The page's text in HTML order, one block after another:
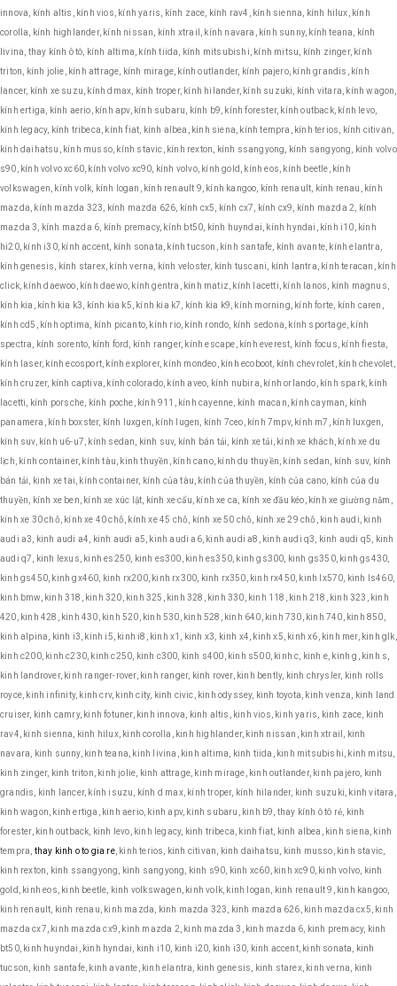
innova, kính altis, kính vios, kính yaris, kính zace, kính rav4, kính sienna, kính hilux, kính
corolla, kính highlander, kính nissan, kính xtrail, kính navara, kính sunny, kính teana, kính
livina, thay kính ô tô, kính altima, kính tiida, kính mitsubishi, kính mitsu, kính zinger, kính
triton, kính jolie, kính attrage, kính mirage, kính outlander, kính pajero, kính grandis, kính
lancer, kính xe suzu, kính dmax, kính troper, kính hilander, kính suzuki, kính vitara, kính wagon,
kính ertiga, kính aerio, kính apv, kính subaru, kính b9, kính forester, kính outback, kính levo,
kính legacy, kính tribeca, kính fiat, kính albea, kính siena, kính tempra, kính terios, kính citivan,
kính daihatsu, kính musso, kính stavic, kính rexton, kính ssangyong, kính sangyong, kính volvo
s90, kính volvo xc60, kính volvo xc90, kính volvo, kính gold, kính eos, kính beetle, kính
volkswagen, kính volk, kính logan, kính renault 9, kính kangoo, kính renault, kính renau, kính
mazda, kính mazda 323, kính mazda 626, kính cx5, kính cx7, kính cx9, kính mazda 2, kính
mazda 3, kính mazda 6, kính premacy, kính bt50, kính huyndai, kính hyndai, kính i10, kính
hi20, kính i30, kính accent, kính sonata, kính tucson, kính santafe, kính avante, kính elantra,
kính genesis, kính starex, kính verna, kính veloster, kính tuscani, kính lantra, kính teracan, kính
click, kính daewoo, kính daewo, kính gentra, kính matiz, kính lacetti, kính lanos, kính magnus,
kính kia, kính kia k3, kính kia k5, kính kia k7, kính kia k9, kính morning, kính forte, kính caren,
kính cd5, kính optima, kính picanto, kính rio, kính rondo, kính sedona, kính sportage, kính
spectra, kính sorento, kính ford, kính ranger, kính escape, kính everest, kính focus, kính fiesta,
kính laser, kính ecosport, kính explorer, kính mondeo, kính ecoboot, kính chevrolet, kính chevolet,
kính cruzer, kính captiva, kính colorado, kính aveo, kính nubira, kính orlando, kính spark, kính
lacetti, kính porsche, kính poche, kính 911, kính cayenne, kính macan, kính cayman, kính
panamera, kính boxster, kính luxgen, kính lugen, kính 7ceo, kính 7mpv, kính m7, kính luxgen,
kính suv, kính u6-u7, kính sedan, kính suv, kính bán tải, kính xe tải, kính xe khách, kính xe du
lịch, kính container, kính tàu, kinh thuyền, kính cano, kính du thuyền, kính sedan, kính suv, kính
bán tải, kinh xe tai, kính container, kính của tàu, kính của thuyền, kính của cano, kính của du
thuyền, kính xe ben, kính xe xúc lật, kính xe cẩu, kính xe ca, kính xe đầu kéo, kính xe giường nằm,
kính xe 30 chỗ, kính xe 40 chỗ, kính xe 45 chỗ, kính xe 50 chỗ, kính xe 29 chỗ, kinh audi, kinh
audi a3, kinh audi a4, kinh audi a5, kinh audi a6, kinh audi a8, kinh audi q3, kinh audi q5, kinh
audi q7, kinh lexus, kinh es250, kinh es300, kinh es350, kinh gs300, kinh gs350, kinh gs430,
kinh gs450, kinh gx460, kinh rx200, kinh rx300, kinh rx350, kinh rx450, kinh lx570, kinh ls460,
kinh bmw, kinh 318, kinh 320, kinh 325, kinh 328, kinh 330, kinh 118, kinh 218, kinh 323, kinh
420, kinh 428, kinh 430, kinh 520, kinh 530, kinh 528, kinh 640, kinh 730, kinh 740, kinh 850,
kinh alpina, kinh i3, kinh i5, kinh i8, kinh x1, kinh x3, kinh x4, kinh x5, kinh x6, kinh mer, kinh glk,
kinh c200, kinh c230, kinh c250, kinh c300, kinh s400, kinh s500, kinh c, kinh e, kinh g, kinh s,
kinh landrover, kinh ranger-rover, kinh ranger, kinh rover, kinh bently, kinh chrysler, kinh rolls
royce, kinh infinity, kinh crv, kinh city, kinh civic, kinh odyssey, kinh toyota, kinh venza, kinh land
cruiser, kinh camry, kinh fotuner, kinh innova, kinh altis, kinh vios, kinh yaris, kinh zace, kinh
rav4, kinh sienna, kinh hilux, kinh corolla, kinh highlander, kinh nissan, kinh xtrail, kinh
navara, kinh sunny, kinh teana, kinh livina, kinh altima, kinh tiida, kinh mitsubishi, kinh mitsu,
kinh zinger, kinh triton, kinh jolie, kinh attrage, kinh mirage, kinh outlander, kinh pajero, kinh
grandis, kinh lancer, kính isuzu, kính d max, kính troper, kính hilander, kinh suzuki, kinh vitara,
kinh wagon, kinh ertiga, kinh aerio, kinh apv, kinh subaru, kinh b9, thay kính ô tô rẻ, kinh
forester, kinh outback, kinh levo, kinh legacy, kinh tribeca, kinh fiat, kinh albea, kinh siena, kinh
tempra, thay kinh o to gia re, kinh terios, kinh citivan, kinh daihatsu, kinh musso, kinh stavic,
kinh rexton, kinh ssangyong, kinh sangyong, kinh s90, kinh xc60, kinh xc90, kinh volvo, kinh
gold, kinh eos, kinh beetle, kinh volkswagen, kinh volk, kinh logan, kinh renault 9, kinh kangoo,
kinh renault, kinh renau, kinh mazda, kinh mazda 323, kinh mazda 626, kinh mazda cx5, kinh
mazda cx7, kinh mazda cx9, kinh mazda 2, kinh mazda 3, kinh mazda 6, kinh premacy, kinh
bt50, kinh huyndai, kinh hyndai, kinh i10, kinh i20, kinh i30, kinh accent, kinh sonata, kinh
tucson, kinh santafe, kinh avante, kinh elantra, kinh genesis, kinh starex, kinh verna, kinh